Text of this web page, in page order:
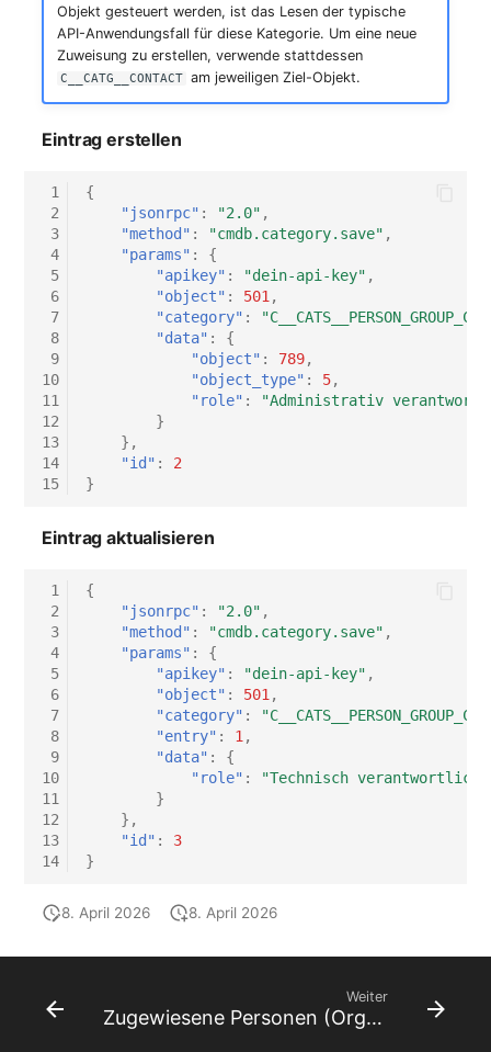
Objekt gesteuert werden, ist das Lesen der typische
API-Anwendungsfall für diese Kategorie. Um eine neue
Zuweisung zu erstellen, verwende stattdessen
C__CATG__CONTACT am jeweiligen Ziel-Objekt.
Eintrag erstellen
1
2
3
4
5
6
7
8
9
10
11
12
13
14
15
{
"jsonrpc" : "2.0" ,
"method" : "cmdb.category.save" ,
"params" :
{
"apikey" : "dein-api-key" ,
"object" : 501,
"category" :
"data" :
{
"object" : 789,
"object_type" : 5,
"role" :
"Administrativ
}
},
"id" :
2
}
Eintrag aktualisieren
1
2
3
4
5
6
7
8
9
10
11
12
13
14
{
"jsonrpc" : "2.0" ,
"method" : "cmdb.category.save" ,
"params" :
{
"apikey" : "dein-api-key" ,
"object" : 501,
"category" :
"entry" : 1,
"data" :
{
"role" :
"Technisch verantwortlich"
}
},
"id" :
3
}
8. April 2026 8. April 2026
Weiter
Zugewiesene Personen (Organisation)